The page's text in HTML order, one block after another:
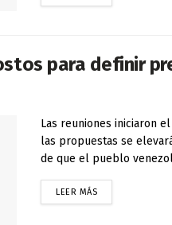
para definir
Las reuniones iniciaron
las propuestas se
de que el pueblo
LEER MÁS